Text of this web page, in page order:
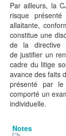
Par ailleurs, la
risque
allaitante,
constitue une
de la directive
de justifier un
cadre du litige
avance des faits
présenté par
comporté un
individuelle.
Notes